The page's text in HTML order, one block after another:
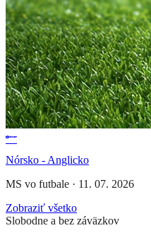
Nórsko - Anglicko
MS vo futbale · 11. 07. 2026
Zobraziť všetko
Slobodne a bez záväzkov